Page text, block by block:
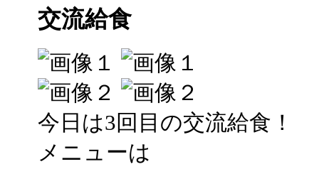
交流給食
今日は3回目の交流給食！
メニューは